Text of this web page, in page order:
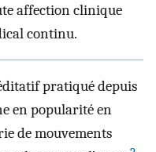
affection clinique
continu.
pratiqué depuis
en popularité en
de mouvements